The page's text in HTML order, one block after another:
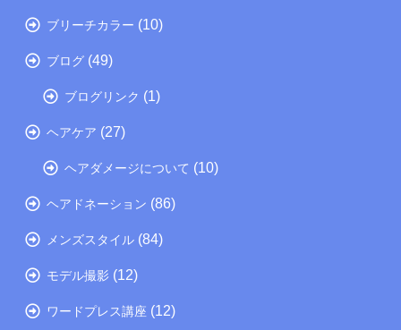
ブリーチカラー (10)
ブログ (49)
ブログリンク (1)
ヘアケア (27)
ヘアダメージについて (10)
ヘアドネーション (86)
メンズスタイル (84)
モデル撮影 (12)
ワードプレス講座 (12)